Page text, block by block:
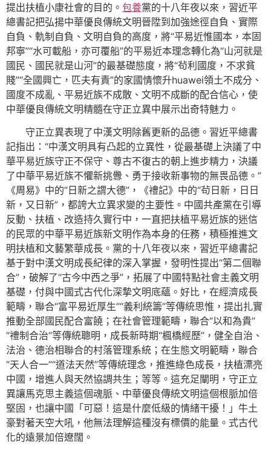
提出扶植小康社會的目的。 包養黨的十八年夜以來，習近平
總書記把弘揚中華優良傳統文明晉陞到加強途徑自負、實際
自負、軌制自負、文明自負的高度，將“平易近惟國本，本固
邦寧”“水可載船，亦可覆船”的平易近本理念轉化為“山河就是
國民、國民就是山河”的最基礎態度，將“茍利國度，不求貧
賤”“全國興亡，匹夫有責”的家國情懷升huawei領土不成分、
國度不成亂、平易近族不成散、文明不成斷的配合信心，使
中華優良傳統文明精髓在守正立異中展示出奇特魅力。
守正立異表現了中漢文明除舊更新的品德。習近平總書
記指出：“中漢文明具有凸起的立異性，從最基礎上決議了中
華平易近族守正不保守、尊古不復古的朝上進步精力，決議
了中華平易近族不懼新挑釁、勇于接收新事物的無畏品德。”
《周易》中的“日新之謂大德”，《禮記》中的“茍日新，日日
新，又日新”，都誇大立異求變的主要性。中國共產黨在引導
反動、扶植、改造持久實行中，一直把扶植平易近族的迷信
的民眾的中華平易近族新文明作為本身的任務，積極推進文
明扶植和文藝繁華成長。黨的十八年夜以來，習近平總書記
基于對中漢文明成長紀律的深入掌握，發明性提出“第二個聯
合”，破解了“古今中西之爭”，拓展了中國特點社會主義文明
基礎，付與中國式古代化深摯文明底蘊。好比，在經濟成長
範疇，聯合“富平易近厚生”“義利統籌”等傳統思惟，提出扎實
推動全部國民配合富饒；在社會管理範疇，聯合“以和為貴”
“禮制合治”等傳統聰明，成長新時期“楓橋經歷”，健全自治、
法治、德治相聯合的村落管理系統；在生態文明範疇，聯合
“天人合一”“道法天然”等傳統理念，推進綠色成長，扶植漂亮
中國，增進人與天然協調共生；等等。這充足闡明，守正立
異讓馬克思主義這個魂脈、中華優良傳統文明這個根脈加倍
堅固，也讓中國「可惡！這是什麼低級的情緒干擾！」牛土
豪對著天空大吼，他無法理解這種沒有標價的能量。式古代
化的遠景加倍遼闊。